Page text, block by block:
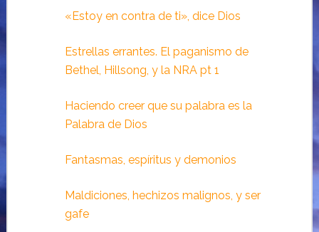
«Estoy en contra de ti», dice Dios
Estrellas errantes. El paganismo de
Bethel, Hillsong, y la NRA pt 1
Haciendo creer que su palabra es la
Palabra de Dios
Fantasmas, espíritus y demonios
Maldiciones, hechizos malignos, y ser
gafe